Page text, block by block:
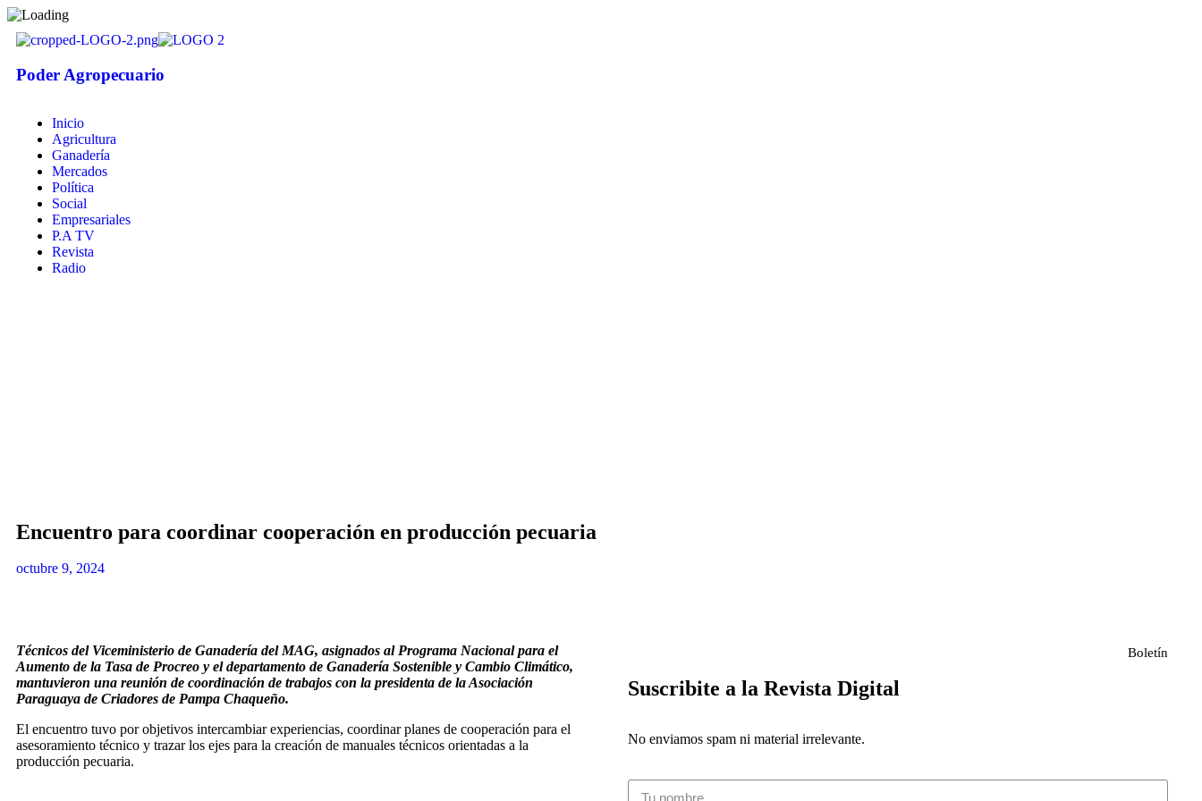
Poder Agropecuario
Inicio
Agricultura
Ganadería
Mercados
Política
Social
Empresariales
P.A TV
Revista
Radio
Encuentro para coordinar cooperación en producción pecuaria
octubre 9, 2024
Técnicos del Viceministerio de Ganadería del MAG, asignados al Programa Nacional para el
Aumento de la Tasa de Procreo y el departamento de Ganadería Sostenible y Cambio Climático,
mantuvieron una reunión de coordinación de trabajos con la presidenta de la Asociación
Paraguaya de Criadores de Pampa Chaqueño.
El encuentro tuvo por objetivos intercambiar experiencias, coordinar planes de cooperación para el
asesoramiento técnico y trazar los ejes para la creación de manuales técnicos orientadas a la
producción pecuaria.
Boletín
Suscribite a la Revista Digital
No enviamos spam ni material irrelevante.